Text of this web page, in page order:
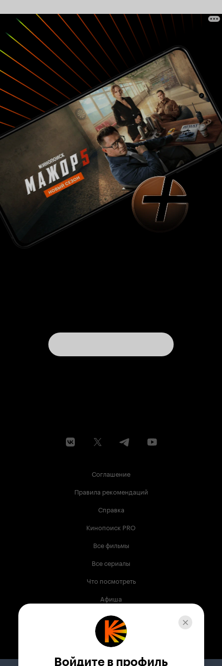
размере 9000 долларов за день. Для нынешних
тяжких времен это сделать очень
проблематично, так как по соседству открылся
новый ресторан с симпатичными
официантками, который отбивает у Денниса и
компании клиентов. Шутки. Главная тема
шуток в комедии 'В ожидании' - секс и все что с
ним связанно. Создается такое ощущение, что
фильм не про общепит, а про великий и
ужасный 'акт совокупления', это связующее
всего в фильме и главное в нем. Уже много раз
слышанные и приевшиеся шутки не вызывают
улыбок, за исключением лишь нескольких
моментов. Одно дело выбрать тему, которая
вряд ли всем приглянется, но совсем другое
дело её еще и так плохо обыграть. Одним
словом почти все убого и мерзко. Актеры. Мне
интересно, хватило ли наглости создателям
предложить поучаствовать в фильме Райану
Рендольдсу? Хотя мне кажется, что даже если
бы и хватило, то Райан бы их и на порог не
пустил. Зато вместо Рендольдса в фильме
щеголяет, в костюме главного героя первой
части - Монти, сильно неудачная на него и его
героя копия - Стив Хоуи, исполнивший роль...
да если честно, то я не помню какую роль он
шутками и комичными моментами, особой
'погоды' фильму не делают. Как говорится,
фильм - шляпа. Я очень соскучился по тупым и
не напрягающим комедиям, но не настолько же
Соглашение
Правила рекомендаций
Справка
Кинопоиск PRO
Все фильмы
Все сериалы
Что посмотреть
Афиша
Музыка
Телепрограмма
Войдите в профиль